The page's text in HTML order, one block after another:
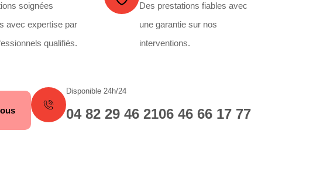
soignées
avec expertise par
qualifiés.
Des prestations fiables avec
une garantie sur nos
interventions.
Disponible 24h/24
04 82 29 46 2106 46 66 17 77